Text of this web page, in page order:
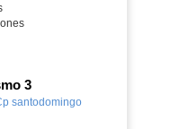
3
santodomingo